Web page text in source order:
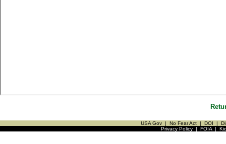
USA Gov | No Fear Act | DOI |
Privacy Policy| FOIA|